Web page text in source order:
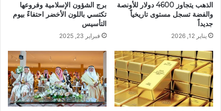
الذهب يتجاوز 4600 دولار للأونصة
والفضة تسجل مستوى تاريخياً
جديداً
يناير 12, 2026
برج الشؤون الإسلامية وفروعها
تكتسي باللون الأخضر احتفاءً بيوم
التأسيس
فبراير 23, 2025